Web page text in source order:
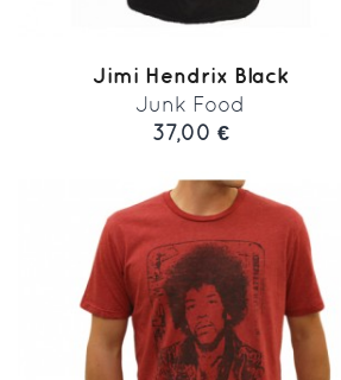
Jimi Hendrix Black
Junk Food
37,00 €